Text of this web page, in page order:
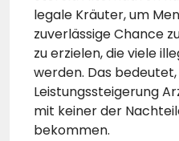
legale Kräuter, um
zuverlässige Chance
zu erzielen, die viele
werden. Das
Leistungssteigerung
mit keiner der
bekommen.